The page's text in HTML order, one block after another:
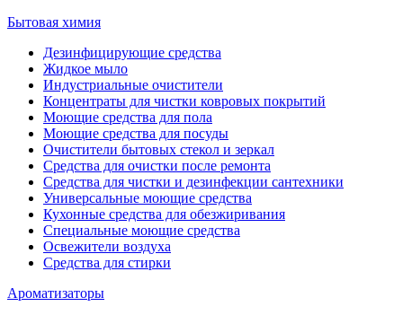
Бытовая химия
Дезинфицирующие средства
Жидкое мыло
Индустриальные очистители
Концентраты для чистки ковровых покрытий
Моющие средства для пола
Моющие средства для посуды
Очистители бытовых стекол и зеркал
Средства для очистки после ремонта
Средства для чистки и дезинфекции сантехники
Универсальные моющие средства
Кухонные средства для обезжиривания
Специальные моющие средства
Освежители воздуха
Средства для стирки
Ароматизаторы